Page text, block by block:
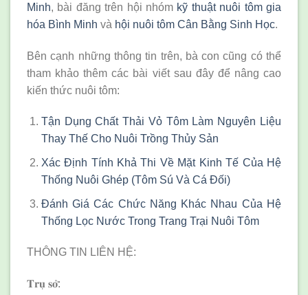
Minh, bài đăng trên hội nhóm kỹ thuật nuôi tôm gia
hóa Bình Minh và hội nuôi tôm Cân Bằng Sinh Học.
Bên cạnh những thông tin trên, bà con cũng có thể
tham khảo thêm các bài viết sau đây để nâng cao
kiến thức nuôi tôm:
Tận Dụng Chất Thải Vỏ Tôm Làm Nguyên Liệu
Thay Thế Cho Nuôi Trồng Thủy Sản
Xác Định Tính Khả Thi Về Mặt Kinh Tế Của Hệ
Thống Nuôi Ghép (Tôm Sú Và Cá Đối)
Đánh Giá Các Chức Năng Khác Nhau Của Hệ
Thống Lọc Nước Trong Trang Trại Nuôi Tôm
THÔNG TIN LIÊN HỆ:
𝐓𝐫𝐮̣ 𝐬𝐨̛̉: